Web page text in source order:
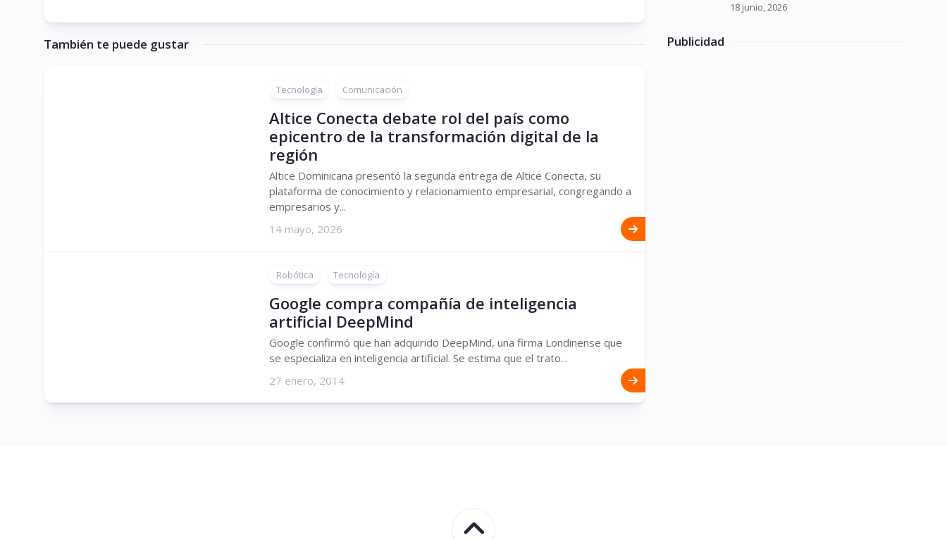
También te puede gustar
Tecnología Comunicación
Altice Conecta debate rol del país como
epicentro de la transformación digital de la
región
Altice Dominicana presentó la segunda entrega de Altice Conecta, su
plataforma de conocimiento y relacionamiento empresarial, congregando a
empresarios y...
14 mayo, 2026
Robótica Tecnología
Google compra compañía de inteligencia
artificial DeepMind
Google confirmó que han adquirido DeepMind, una firma Londinense que
se especializa en inteligencia artificial. Se estima que el trato...
27 enero, 2014
18 junio, 2026
Publicidad